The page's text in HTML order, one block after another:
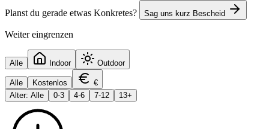
Planst du gerade etwas Konkretes?
Sag uns kurz Bescheid
Weiter eingrenzen
Alle Indoor Outdoor
Alle Kostenlos
€
Alter: Alle
0-3 4-6 7-12 13+